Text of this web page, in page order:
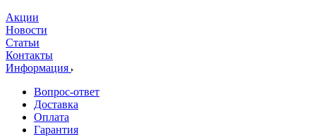
Акции
Новости
Статьи
Контакты
Информация
Вопрос-ответ
Доставка
Оплата
Гарантия